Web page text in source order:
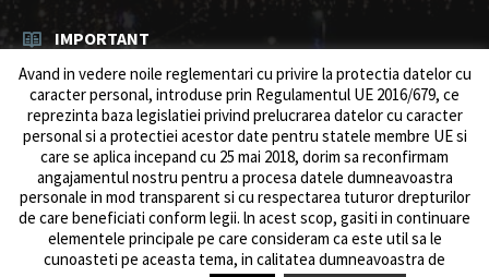
IMPORTANT
Rezultat concurs expert – proba scrisa
06/08/2026 inResurse umane / Achizitii
Anunt concurs
05/08/2026 Resurse umane / Achizitii
© 2026 Primăria Comunei Jilava. Dev byows.ro
Avand in vedere noile reglementari cu privire la protectia datelor cu
caracter personal, introduse prin Regulamentul UE 2016/679, ce
reprezinta baza legislatiei privind prelucrarea datelor cu caracter
personal si a protectiei acestor date pentru statele membre UE si
care se aplica incepand cu 25 mai 2018, dorim sa reconfirmam
angajamentul nostru pentru a procesa datele dumneavoastra
personale in mod transparent si cu respectarea tuturor drepturilor
de care beneficiati conform legii. ln acest scop, gasiti in continuare
elementele principale pe care consideram ca este util sa le
cunoasteti pe aceasta tema, in calitatea dumneavoastra de